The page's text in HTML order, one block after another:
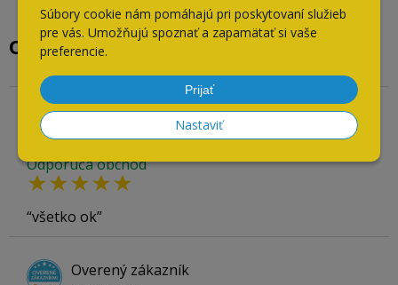
Súbory cookie nám pomáhajú pri poskytovaní služieb
pre vás. Umožňujú spoznať a zapamätať si vaše
preferencie.
Prijať
Nastaviť
Overené našimi zákazníkmi
Overený zákazník
04.08.2026
Odporúča obchod
všetko ok
Overený zákazník